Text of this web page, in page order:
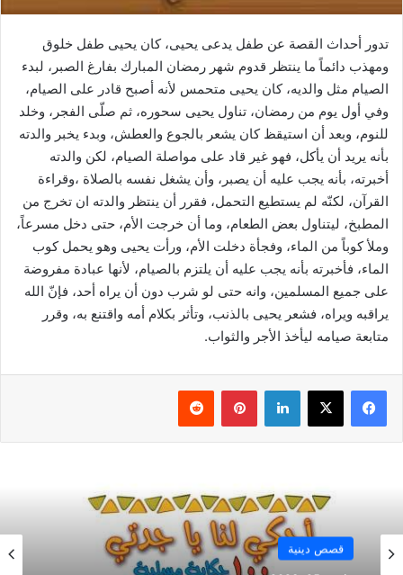
تدور أحداث القصة عن طفل يدعى يحيى، كان يحيى طفل خلوق
ومهذب دائماً ما ينتظر قدوم شهر رمضان المبارك بفارغ الصبر، لبدء
الصيام مثل والديه، كان يحيى متحمس لأنه أصبح قادر على الصيام،
وفي أول يوم من رمضان، تناول يحيى سحوره، ثم صلّى الفجر، وخلد
للنوم، وبعد أن استيقظ كان يشعر بالجوع والعطش، وبدء يخبر والدته
بأنه يريد أن يأكل، فهو غير قاد على مواصلة الصيام، لكن والدته
أخبرته، بأنه يجب عليه أن يصبر، وأن يشغل نفسه بالصلاة ،وقراءة
القرآن، لكنّه لم يستطيع التحمل، فقرر أن ينتظر والدته ان تخرج من
المطبخ، ليتناول بعض الطعام، وما أن خرجت الأم، حتى دخل مسرعاً،
وملأ كوباً من الماء، وفجأة دخلت الأم، ورأت يحيى وهو يحمل كوب
الماء، فأخبرته بأنه يجب عليه أن يلتزم بالصيام، لأنها عبادة مفروضة
على جميع المسلمين، وانه حتى لو شرب دون أن يراه أحد، فإنّ الله
يراقبه ويراه، فشعر يحيى بالذنب، وتأثر بكلام أمه واقتنع به، وقرر
متابعة صيامه ليأخذ الأجر والثواب.
فيسبوك ‫X لينكدإن بينتيريست
قصص دينية